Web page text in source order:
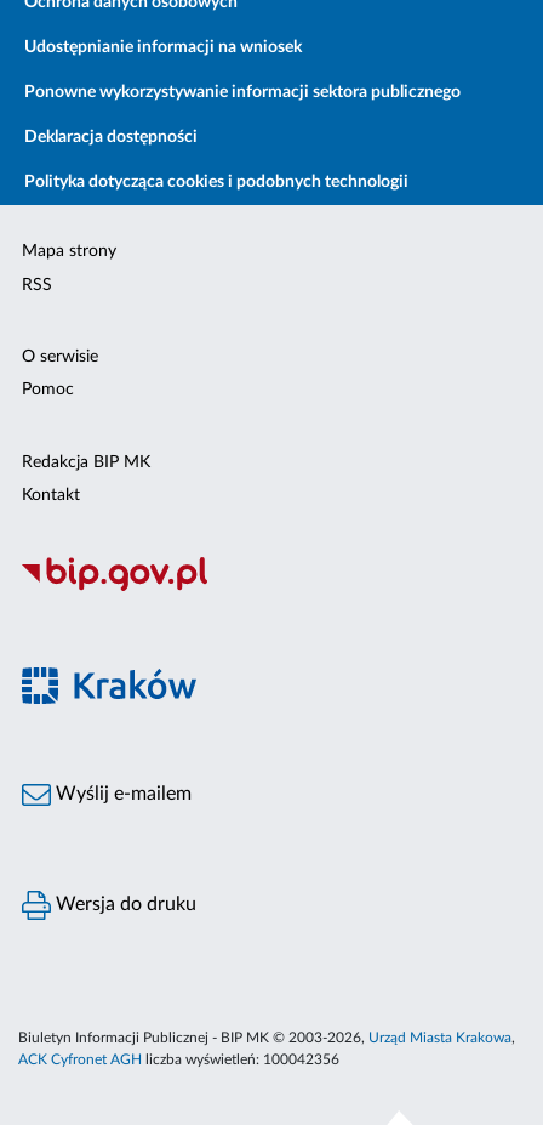
Udostępnianie informacji na wniosek
Ponowne wykorzystywanie informacji sektora publicznego
Deklaracja dostępności
Polityka dotycząca cookies i podobnych technologii
Mapa strony
RSS
O serwisie
Pomoc
Redakcja BIP MK
Kontakt
Wyślij e-mailem
Wersja do druku
Biuletyn Informacji Publicznej - BIP MK © 2003-2026, Urząd Miasta Krakowa,
ACK Cyfronet AGH
liczba wyświetleń: 100042356